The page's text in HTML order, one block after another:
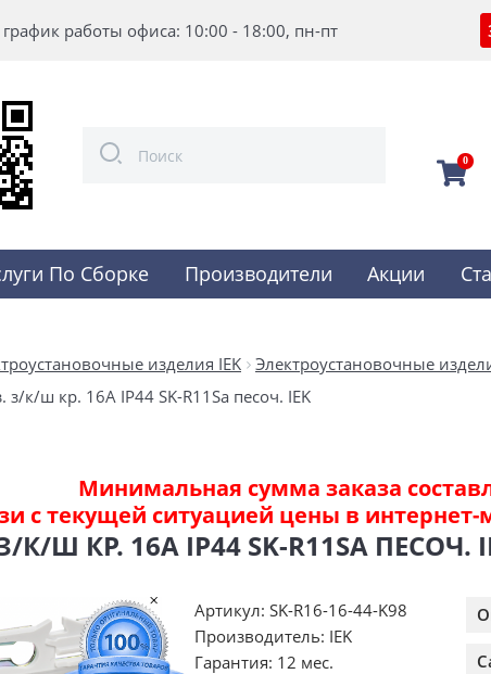
график работы офиса: 10:00 - 18:00, пн-пт
0
По Сборке Производители Акции
изделия IEK Электроустановочные
з/к/ш кр. 16А IP44 SK-R11Sa песоч. IEK
Минимальная сумма заказа
с текущей ситуацией цены в интернет-
К/Ш КР. 16А IP44 SK-R11SA ПЕСОЧ.
Артикул: SK-R16-16-44-K98
Производитель: IEK
Гарантия: 12 мес.